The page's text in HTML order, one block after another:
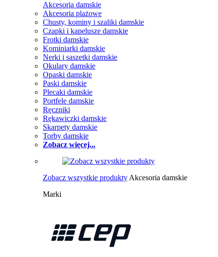
Akcesoria damskie
Akcesoria plażowe
Chusty, kominy i szaliki damskie
Czapki i kapelusze damskie
Frotki damskie
Kominiarki damskie
Nerki i saszetki damskie
Okulary damskie
Opaski damskie
Paski damskie
Plecaki damskie
Portfele damskie
Ręczniki
Rękawiczki damskie
Skarpety damskie
Torby damskie
Zobacz więcej...
Zobacz wszystkie produkty Akcesoria damskie
Marki